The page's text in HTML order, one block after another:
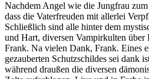
Nachdem Angel wie die Jungfrau
dass die Vaterfreuden mit allerlei
Schließlich sind alle hinter dem
und Hart, diversen Vampirkulten über
Frank. Na vielen Dank, Frank. Eines
gezauberten Schutzschildes sei dank
während draußen die diversen